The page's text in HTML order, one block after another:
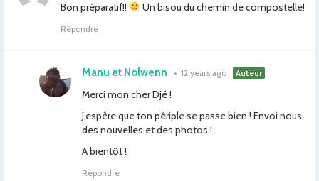
Bon préparatif!! Un bisou du chemin de compostelle!
Répondre
Manu et Nolwenn • 12 years ago Auteur
Merci mon cher Djé !
J’espère que ton périple se passe bien ! Envoi nous
des nouvelles et des photos !
A bientôt !
Répondre